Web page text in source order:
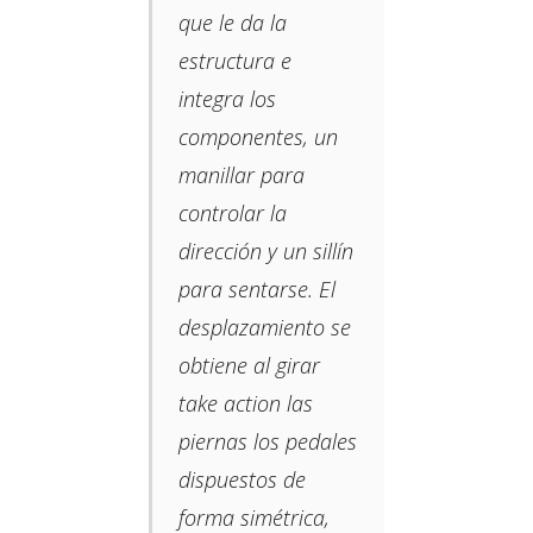
que le da la
estructura e
integra los
componentes, un
manillar para
controlar la
dirección y un sillín
para sentarse. El
desplazamiento se
obtiene al girar
take action las
piernas los pedales
dispuestos de
forma simétrica,